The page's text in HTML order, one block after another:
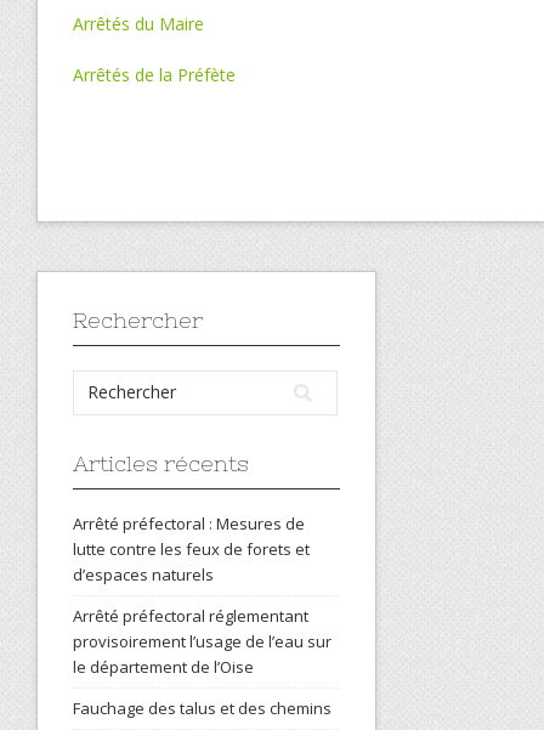
Arrêtés du Maire
Arrêtés de la Préfète
Rechercher
Articles récents
Arrêté préfectoral : Mesures de
lutte contre les feux de forets et
d’espaces naturels
Arrêté préfectoral réglementant
provisoirement l’usage de l’eau sur
le département de l’Oise
Fauchage des talus et des chemins